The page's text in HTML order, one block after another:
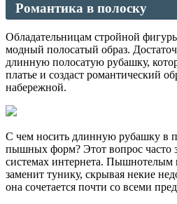
Романтика в полоску
Обладательницам стройной
модный полосатый образ.
длинную полосатую рубашку,
платье и создаст романтический
набережной.
С чем носить длинную рубашку в
пышных форм? Этот вопрос часто
системах интернета. Пышнотелым
заменит тунику, скрывая некие
она сочетается почти со всеми